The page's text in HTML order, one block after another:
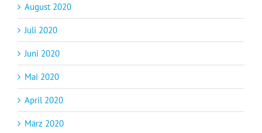
August 2020
Juli 2020
Juni 2020
Mai 2020
April 2020
März 2020